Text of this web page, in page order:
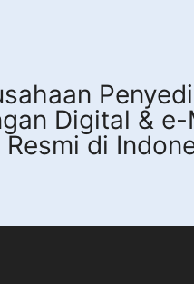
Digital &
Resmi di